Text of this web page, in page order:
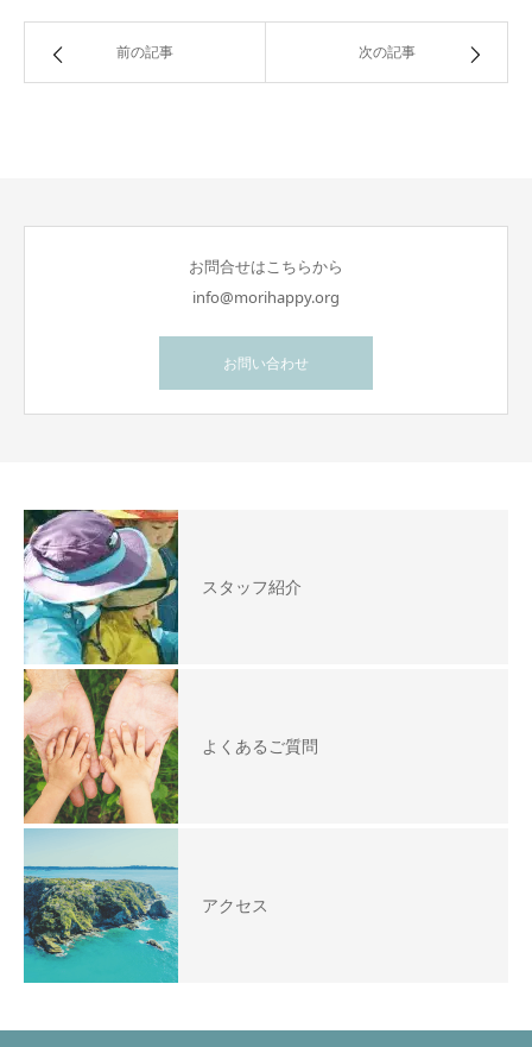
前の記事 次の記事
お問合せはこちらから
info@morihappy.org
お問い合わせ
スタッフ紹介
よくあるご質問
アクセス